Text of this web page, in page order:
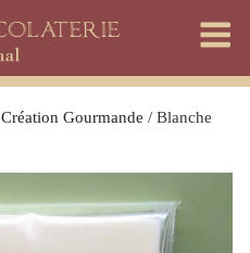
Création Gourmande / Blanche